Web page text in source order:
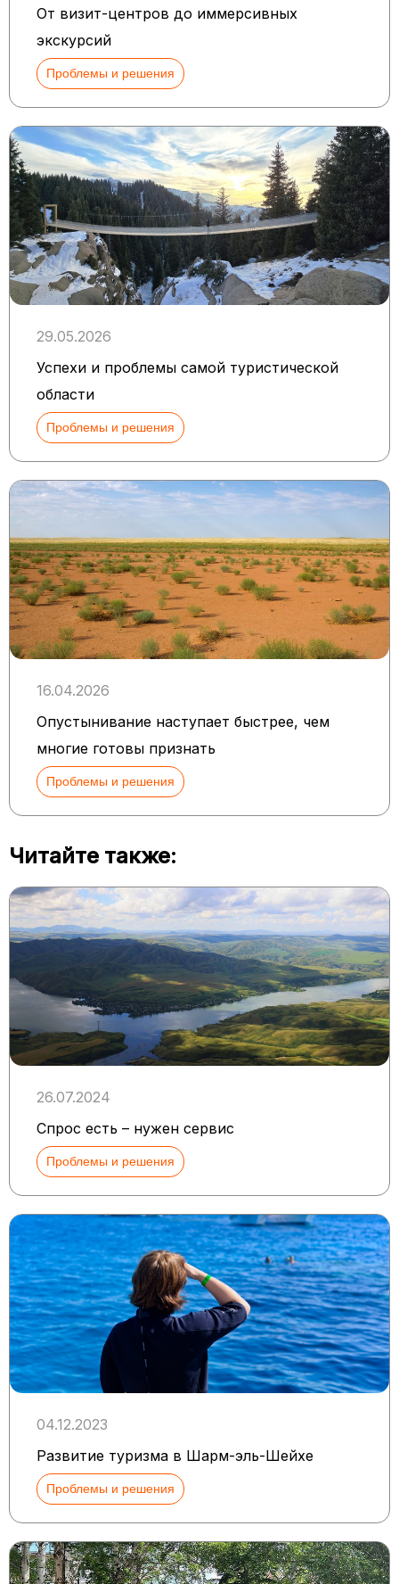
От визит-центров до иммерсивных
экскурсий
Проблемы и решения
29.05.2026
Успехи и проблемы самой туристической
области
Проблемы и решения
16.04.2026
Опустынивание наступает быстрее, чем
многие готовы признать
Проблемы и решения
Читайте также:
26.07.2024
Спрос есть – нужен сервис
Проблемы и решения
04.12.2023
Развитие туризма в Шарм-эль-Шейхе
Проблемы и решения